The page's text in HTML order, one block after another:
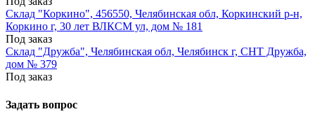
Склад "Коркино", 456550, Челябинская обл, Коркинский р-н,
Коркино г, 30 лет ВЛКСМ ул, дом № 181
Под заказ
Склад "Дружба", Челябинская обл, Челябинск г, СНТ Дружба,
дом № 379
Под заказ
Задать вопрос